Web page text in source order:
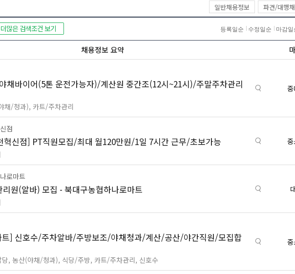
일반채용정보 파견/대행
더많은 검색조건 보기 등록일순 수정일순 마감일
채용정보 요약
채바이어(5톤 운전가능자)/계산원 중간조(12시~21시)/주말주차관리
채/청과), 카트/주차관리
점
혁신점] PT직원모집/최대 월120만원/1일 7시간 근무/초보가능
로마트
리원(알바) 모집 - 북대구농협하나로마트
트] 신호수/주차알바/주방보조/야채청과/계산/공산/야간직원/모집합
당, 농산(야채/청과), 식당/주방, 카트/주차관리, 신호수